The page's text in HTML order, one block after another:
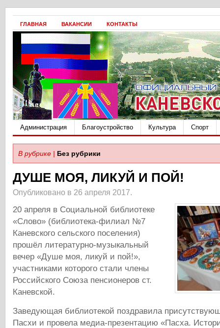
ГЛАВНАЯ ВАКАНСИИ КОНТАКТЫ
Администрация Благоустройство Культура Спорт
В рубрике | Без рубрики
ДУШЕ МОЯ, ЛИКУЙ И ПОЙ!
Опубликовано в 26 апреля 2017.
20 апреля в Социальной библиотеке
«Слово» (библиотека-филиал №7
Каневского сельского поселения)
прошёл литературно-музыкальный
вечер «Душе моя, ликуй и пой!»,
участниками которого стали члены
Российского Союза пенсионеров ст.
Каневской.
Заведующая библиотекой поздравила
Пасхи и провела медиа-презентацию «Пасха.